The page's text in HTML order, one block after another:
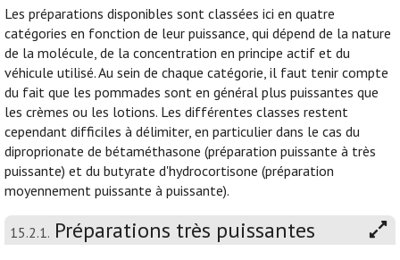
Les préparations disponibles sont classées ici en quatre
catégories en fonction de leur puissance, qui dépend de la nature
de la molécule, de la concentration en principe actif et du
véhicule utilisé. Au sein de chaque catégorie, il faut tenir compte
du fait que les pommades sont en général plus puissantes que
les crèmes ou les lotions. Les différentes classes restent
cependant difficiles à délimiter, en particulier dans le cas du
diproprionate de bétaméthasone (préparation puissante à très
puissante) et du butyrate d'hydrocortisone (préparation
moyennement puissante à puissante).
15.2.1. Préparations très puissantes